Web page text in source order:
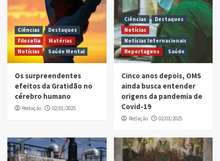
Ciências
Destaques
Filosofia
Matérias
Notícias
Saúde Mental
Os surpreendentes
efeitos da Gratidão no
cérebro humano
Redação 02/01/2025
Ciências
Destaques
Notícias
Notícias Internacionais
Reportagens
Saúde
Cinco anos depois, OMS
ainda busca entender
origens da pandemia de
Covid-19
Redação 02/01/2025